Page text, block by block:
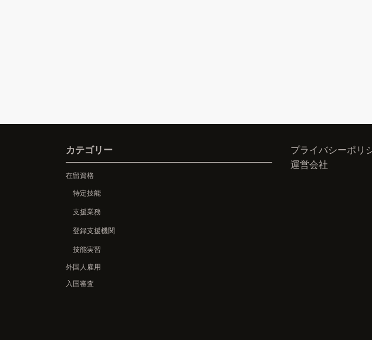
カテゴリー
在留資格
特定技能
支援業務
登録支援機関
技能実習
外国人雇用
入国審査
プライバシーポリ
運営会社